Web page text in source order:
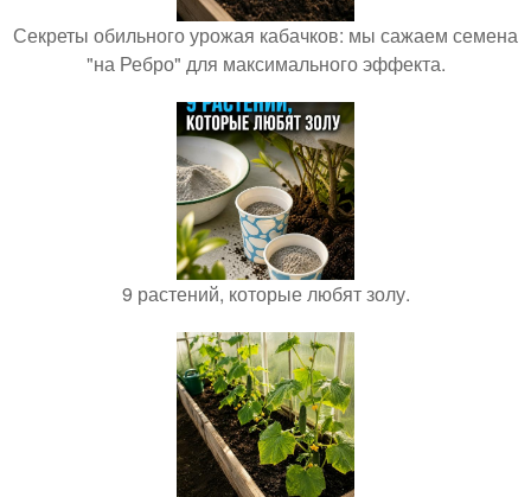
Секреты обильного урожая кабачков: мы сажаем семена
"на Ребро" для максимального эффекта.
9 растений, которые любят золу.